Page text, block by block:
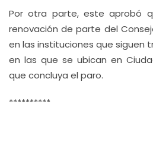
Por otra parte, este aprobó
renovación de parte del
en las instituciones que siguen
en las que se ubican en
que concluya el paro.
**********